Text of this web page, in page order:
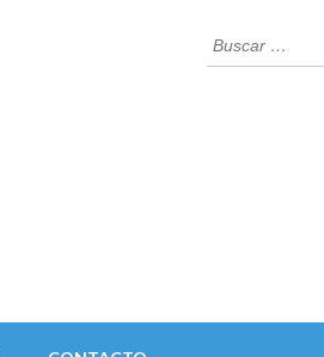
Buscar: